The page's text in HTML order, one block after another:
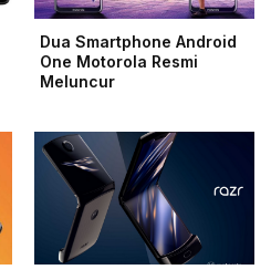
Dua Smartphone Android
One Motorola Resmi
Meluncur